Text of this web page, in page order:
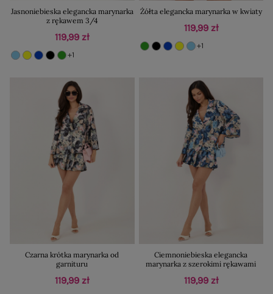
Jasnoniebieska elegancka marynarka
z rękawem 3/4
119,99 zł
+1
Żółta elegancka marynarka w kwiaty
119,99 zł
+1
Czarna krótka marynarka od
garnituru
119,99 zł
Ciemnoniebieska elegancka
marynarka z szerokimi rękawami
119,99 zł